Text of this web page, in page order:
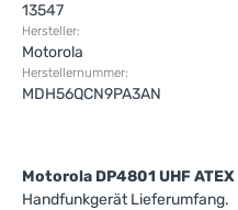
13547
Hersteller:
Motorola
Herstellernummer:
MDH56QCN9PA3AN
Motorola DP4801 UHF ATEX
Handfunkgerät Lieferumfang.